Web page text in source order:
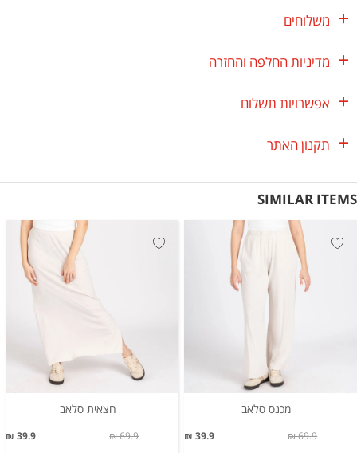
משלוחים
מדיניות החלפה והחזרה
אפשרויות תשלום
תקנון האתר
SIMILAR ITEMS
מכנס סלאב
39.9 ₪ 69.9 ₪
חצאית סלאב
39.9 ₪ 69.9 ₪